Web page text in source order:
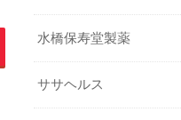
水橋保寿堂製薬
ササヘルス